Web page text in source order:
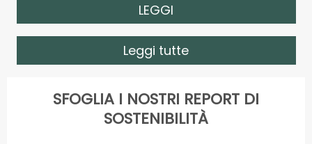
LEGGI
Leggi tutte
SFOGLIA I NOSTRI REPORT DI
SOSTENIBILITÀ